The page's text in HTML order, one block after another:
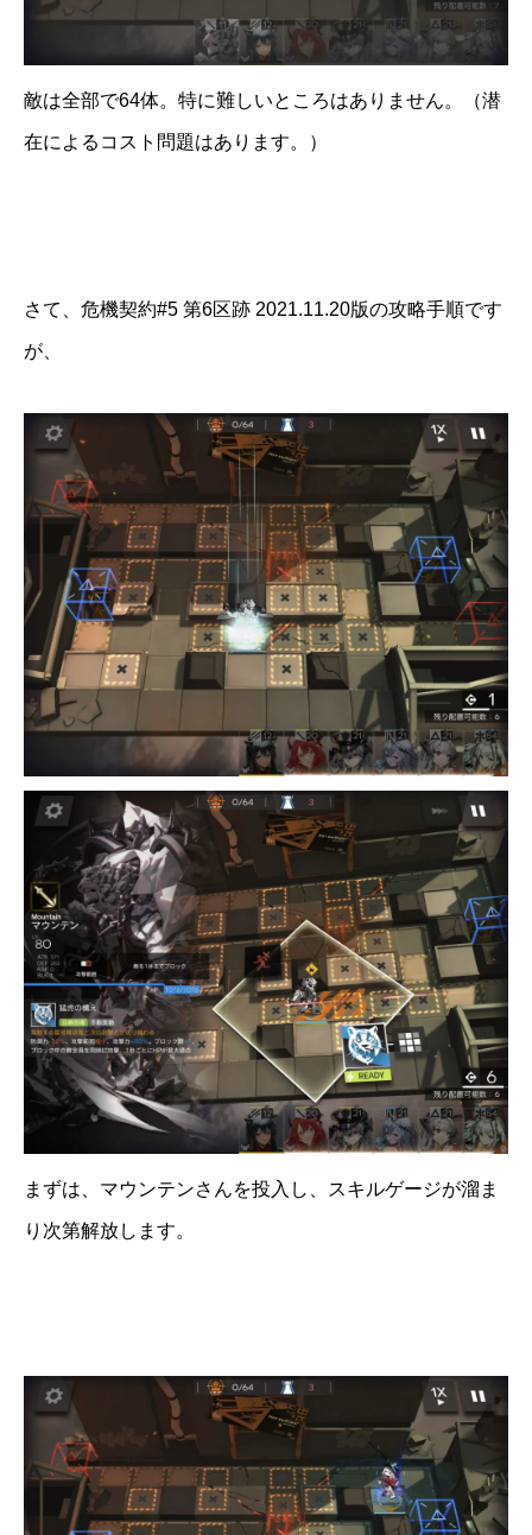
敵は全部で64体。特に難しいところはありません。（潜
在によるコスト問題はあります。）
さて、危機契約#5 第6区跡 2021.11.20版の攻略手順です
が、
まずは、マウンテンさんを投入し、スキルゲージが溜ま
り次第解放します。